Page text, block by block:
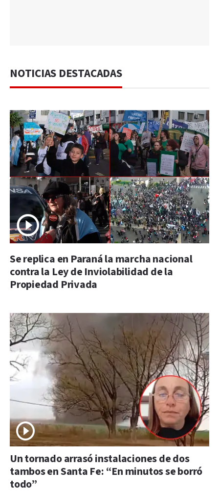
NOTICIAS DESTACADAS
Se replica en Paraná la marcha nacional
contra la Ley de Inviolabilidad de la
Propiedad Privada
Un tornado arrasó instalaciones de dos
tambos en Santa Fe: “En minutos se borró
todo”